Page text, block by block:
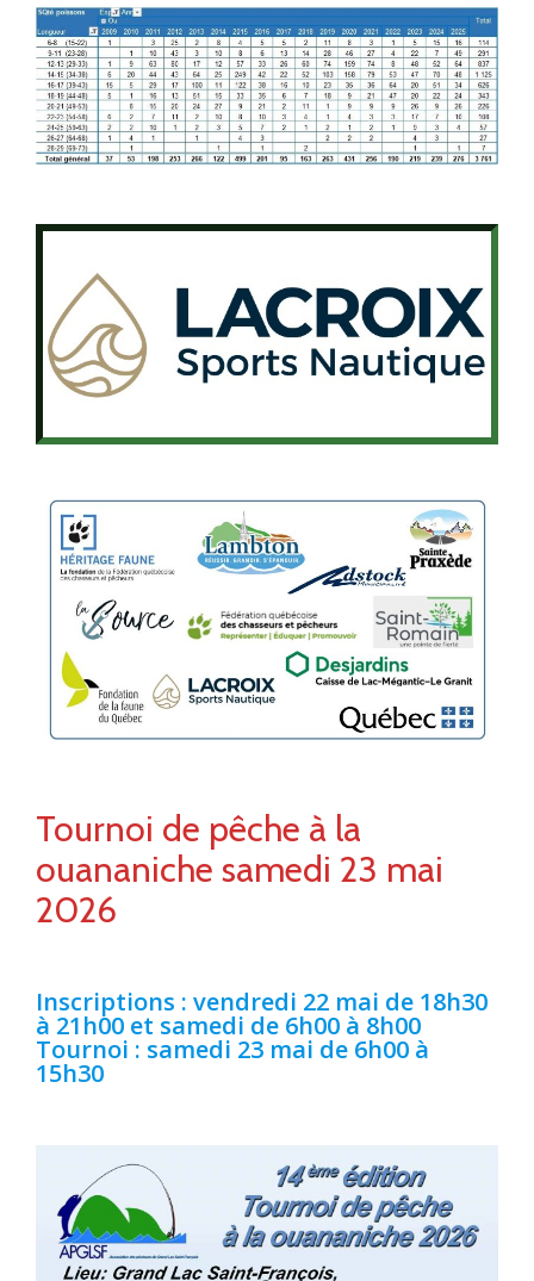
Tournoi de pêche à la
ouananiche samedi 23 mai
2026
Inscriptions : vendredi 22 mai de 18h30
à 21h00 et samedi de 6h00 à 8h00
Tournoi : samedi 23 mai de 6h00 à
15h30